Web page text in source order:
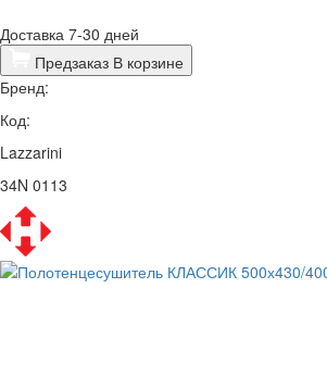
Доставка 7-30 дней
Предзаказ В корзине
Бренд:
Код:
Lazzarini
34N 0113